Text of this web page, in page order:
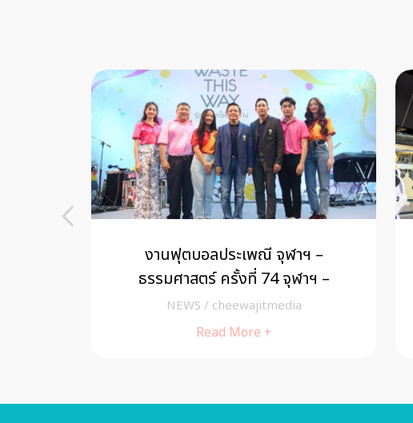
งานฟุตบอลประเพณี จุฬาฯ –
ธรรมศาสตร์ ครั้งที่ 74 จุฬาฯ –
ธรรมศาสตร์-จีซี เปิดแคมเปญ Waste
This Way ปลุกพลังคนรุ่นใหม่ร่วมรักษ์
NEWS / cheewajitmedia
Read More +